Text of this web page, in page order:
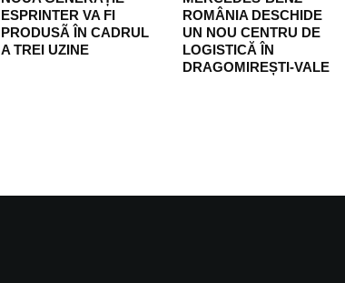
ESPRINTER VA FI
PRODUSÃ ÎN CADRUL
A TREI UZINE
ROMÂNIA DESCHIDE
UN NOU CENTRU DE
LOGISTICĂ ÎN
DRAGOMIREȘTI-VALE